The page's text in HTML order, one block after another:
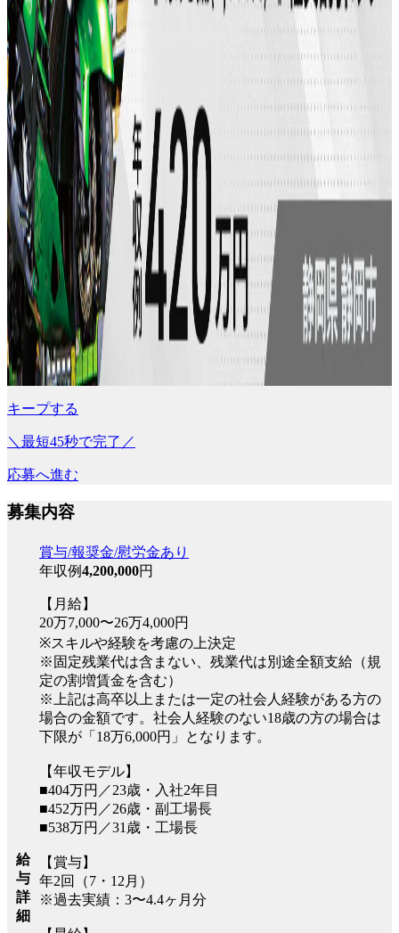
キープする
＼最短45秒で完了／
応募へ進む
募集内容
給
与
詳
細
賞与/報奨金/慰労金あり
年収例4,200,000円
【月給】
20万7,000〜26万4,000円
※スキルや経験を考慮の上決定
※固定残業代は含まない、残業代は別途全額支給（規
定の割増賃金を含む）
※上記は高卒以上または一定の社会人経験がある方の
場合の金額です。社会人経験のない18歳の方の場合は
下限が「18万6,000円」となります。
【年収モデル】
■404万円／23歳・入社2年目
■452万円／26歳・副工場長
■538万円／31歳・工場長
【賞与】
年2回（7・12月）
※過去実績：3〜4.4ヶ月分